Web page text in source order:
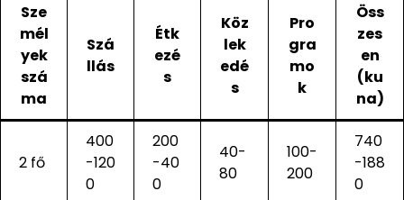
Sze
mél
yek
szá
ma
Szá
llás
Étk
ezé
s
Köz
lek
edé
s
Pro
gra
mo
k
Öss
zes
en
(ku
na)
2 fő
400
-120
0
200
-40
0
40-
80
100-
200
740
-188
0